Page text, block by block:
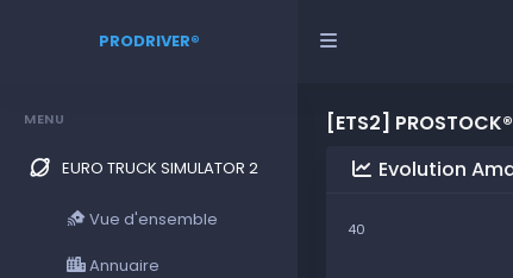
PRODRIVER®
MENU
EURO TRUCK SIMULATOR 2
Vue d'ensemble
Annuaire
[ETS2]
Evolution
40